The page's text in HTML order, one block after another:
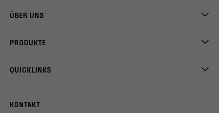
ÜBER UNS
PRODUKTE
QUICKLINKS
KONTAKT